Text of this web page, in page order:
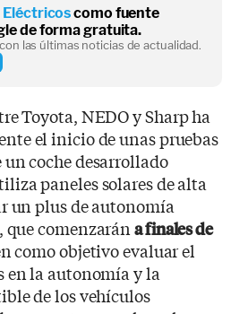
Eléctricoscomo fuente
de forma gratuita.
las últimas noticias de actualidad.
Toyota, NEDO y Sharp ha
el inicio de unas pruebas
coche desarrollado
paneles solares de alta
un plus de autonomía
que comenzarána finales de
como objetivo evaluar el
en la autonomía y la
de los vehículos